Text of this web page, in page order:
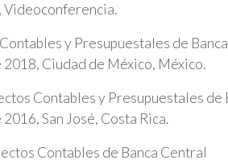
Videoconferencia.
y Presupuestales de
2018, Ciudad de México, México.
Contables y Presupuestales de
San José, Costa Rica.
Contables de Banca Central